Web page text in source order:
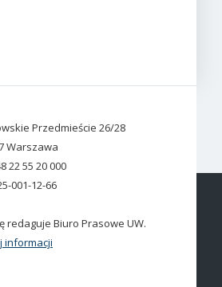
Przedmieście 26/28
Warszawa
22 55 20 000
001-12-66
redaguje Biuro Prasowe UW.
informacji